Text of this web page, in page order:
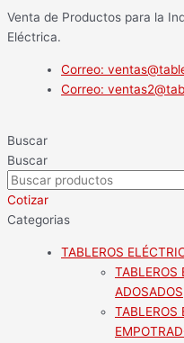
Venta de Productos para la
Eléctrica.
Correo:
Correo:
Buscar
Buscar
Cotizar
Menu
Categorias
TABLEROS
TABLEROS
ADOSADOS
TABLEROS
Menu
Menu
Menu
POLYÉSTER
600X400X230MM
TIBOX
cantidad